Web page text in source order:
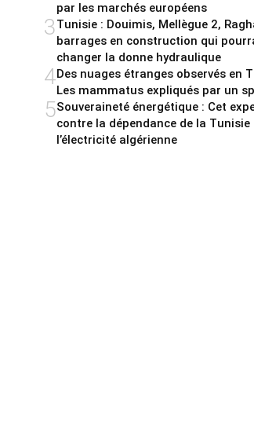
par les marchés européens
3Tunisie : Douimis, Mellègue 2,
barrages en construction qui
changer la donne hydraulique
4Des nuages étranges observés en
Les mammatus expliqués par un
5Souveraineté énergétique : Cet
contre la dépendance de la Tunisie
l’électricité algérienne